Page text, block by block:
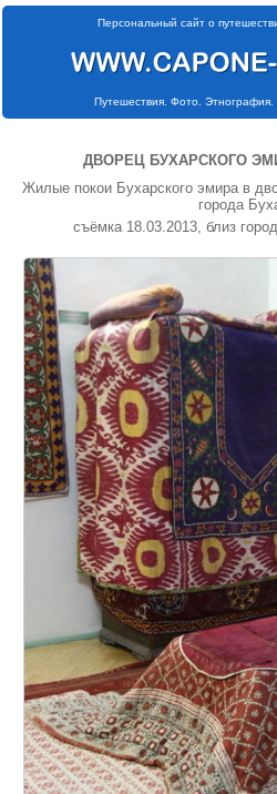
Персональный сайт о
Путешествия. Фото.
ДВОРЕЦ БУХАРСКОГО
Жилые покои Бухарского эмира в
города
съёмка 18.03.2013, близ